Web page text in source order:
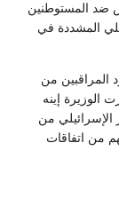
ضد المستوطنين
المشددة في
المراقبين من
الوزيرة إينه
من
من اتفاقات